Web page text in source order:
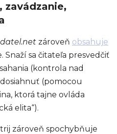
zavádzanie,
zároveň obsahuje
Snaží sa čitateľa presvedčiť
(kontrola nad
(pomocou
ktorá tajne ovláda
elita“).
zároveň spochybňuje